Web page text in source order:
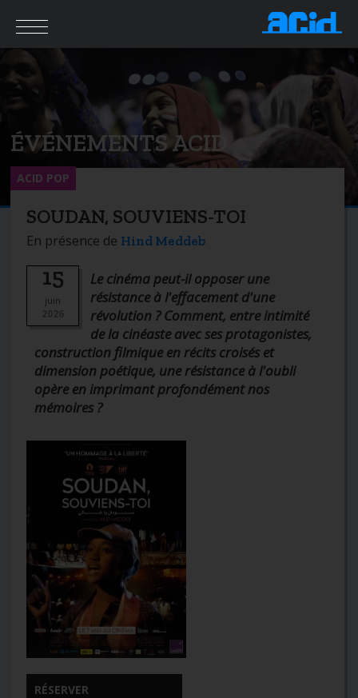
ÉVÉNEMENTS ACID
SOUDAN, SOUVIENS-TOI
En présence de Hind Meddeb
15
juin
Le cinéma peut-il opposer une
résistance à l'effacement d'une
révolution ? Comment, entre intimité
de la cinéaste avec ses protagonistes,
construction filmique en récits croisés et
dimension poétique, une résistance à l'oubli
opère en imprimant profondément nos
mémoires ?
RÉSERVER
ACID POP